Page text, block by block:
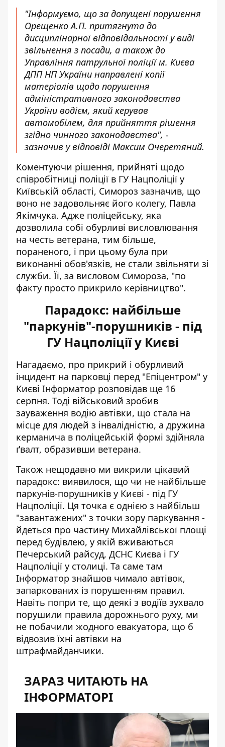
"Інформуємо, що за допущені порушення
Орещенко А.П. притягнута до
дисциплінарної відповідальності у виді
звільнення з посади, а також до
Управління патрульної поліції м. Києва
ДПП НП України направлені копії
матеріалів щодо порушення
адміністративного законодавства
України водієм, який керував
автомобілем, для прийняття рішення
згідно чинного законодавства", -
зазначив у відповіді Максим Очеретяний.
Коментуючи рішення, прийняті щодо
співробітниці поліції в ГУ Нацполіції у
Київській області, Симороз зазначив, що
воно не задовольняє його колегу, Павла
Якімчука. Адже поліцейську, яка
дозволила собі обурливі висловлювання
на честь ветерана, тим більше,
пораненого, і при цьому була при
виконанні обов'язків, не стали звільняти зі
служби. Її, за висловом Симороза, "по
факту просто прикрило керівництво".
Парадокс: найбільше
"паркунів"-порушників - під
ГУ Нацполіції у Києві
Нагадаємо, про прикрий і обурливий
інцидент на парковці перед "Епіцентром" у
Києві Інформатор розповідав ще 16
серпня. Тоді військовий зробив
зауваження водію автівки, що стала на
місце для людей з інвалідністю, а дружина
керманича в поліцейській формі здійняла
ґвалт, образивши ветерана.
Також нещодавно ми викрили цікавий
парадокс: виявилося, що чи не найбільше
паркунів-порушників у Києві - під ГУ
Нацполіції. Ця точка є однією з найбільш
"завантажених" з точки зору паркування -
йдеться про частину Михайлівської площі
перед будівлею, у якій вживаються
Печерський райсуд, ДСНС Києва і ГУ
Нацполіції у столиці. Та саме там
Інформатор знайшов чимало автівок,
запаркованих із порушенням правил.
Навіть попри те, що деякі з водіїв зухвало
порушили правила дорожнього руху, ми
не побачили жодного евакуатора, що б
відвозив їхні автівки на
штрафмайданчики.
ЗАРАЗ ЧИТАЮТЬ НА
ІНФОРМАТОРІ